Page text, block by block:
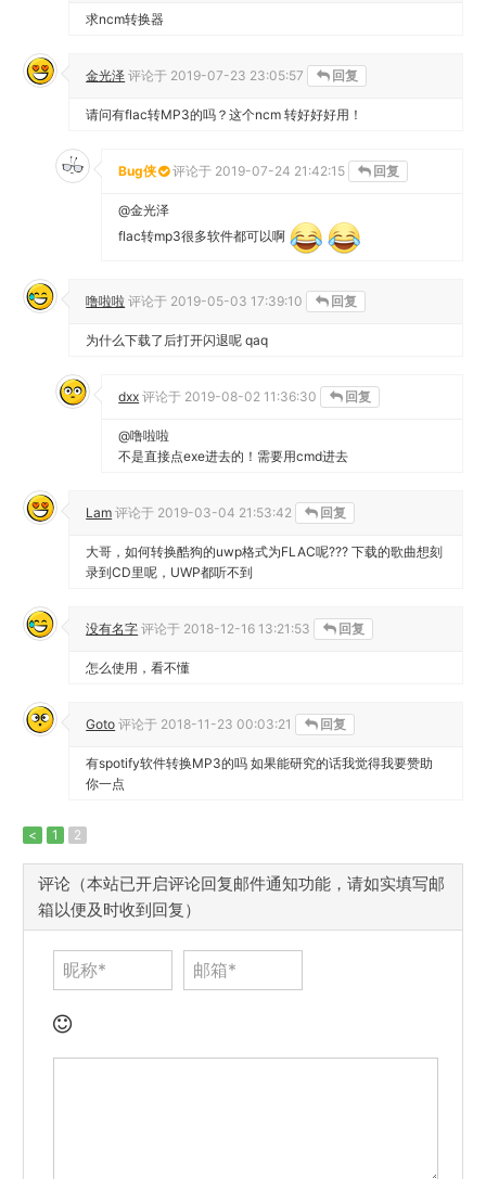
求ncm转换器
金光泽 评论于 2019-07-23 23:05:57 回复
请问有flac转MP3的吗？这个ncm 转好好好用！
Bug侠 评论于 2019-07-24 21:42:15 回复
@金光泽
flac转mp3很多软件都可以啊
噜啦啦 评论于 2019-05-03 17:39:10 回复
为什么下载了后打开闪退呢 qaq
dxx 评论于 2019-08-02 11:36:30 回复
@噜啦啦
不是直接点exe进去的！需要用cmd进去
Lam 评论于 2019-03-04 21:53:42 回复
大哥，如何转换酷狗的uwp格式为FLAC呢??? 下载的歌曲想刻
录到CD里呢，UWP都听不到
没有名字 评论于 2018-12-16 13:21:53 回复
怎么使用，看不懂
Goto 评论于 2018-11-23 00:03:21 回复
有spotify软件转换MP3的吗 如果能研究的话我觉得我要赞助
你一点
< 1 2
评论（本站已开启评论回复邮件通知功能，请如实填写邮
箱以便及时收到回复）